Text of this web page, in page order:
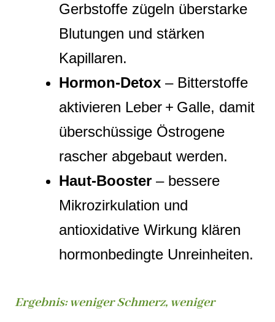
Gerbstoffe zügeln überstarke
Blutungen und stärken
Kapillaren.
Hormon‑Detox– Bitterstoffe
aktivieren Leber + Galle, damit
überschüssige Östrogene
rascher abgebaut werden.
Haut‑Booster– bessere
Mikrozirkulation und
antioxidative Wirkung klären
hormonbedingte Unreinheiten.
Ergebnis: weniger Schmerz, weniger